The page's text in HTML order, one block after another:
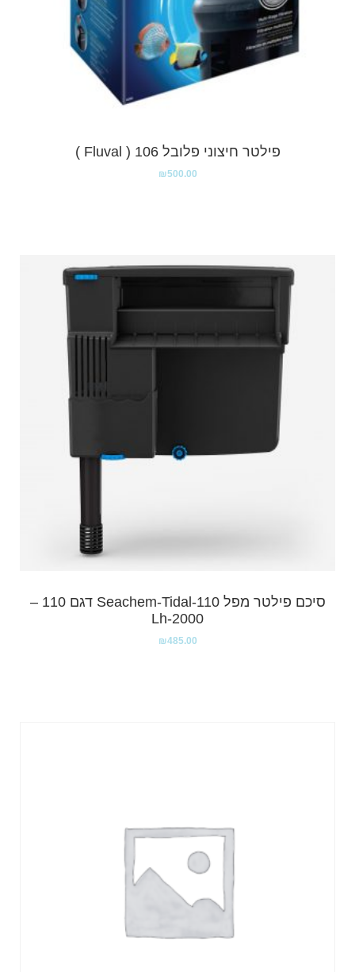
פילטר חיצוני פלובל 106 ( Fluval )
₪500.00
סיכם פילטר מפל Seachem-Tidal-110 דגם 110 –
2000-Lh
₪485.00